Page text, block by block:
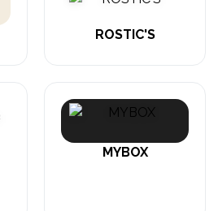
ROSTIC'S
MYBOX